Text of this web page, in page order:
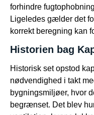
forhindre
Ligeledes gælder det
korrekt beregning kan
Historien bag
Historisk set opstod
nødvendighed i takt
bygningsmiljøer, hvor
begrænset. Det blev